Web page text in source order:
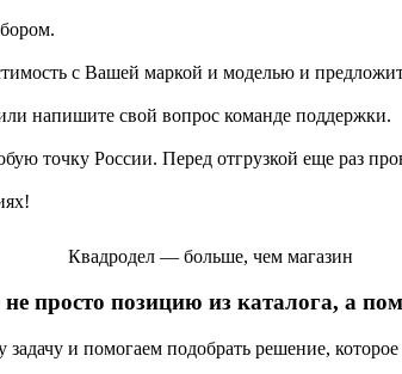
с Вашей маркой и моделью и
напишите свой вопрос команде поддержки.
точку России. Перед отгрузкой еще раз
Квадродел — больше, чем магазин
просто позицию из каталога, а
и помогаем подобрать решение,